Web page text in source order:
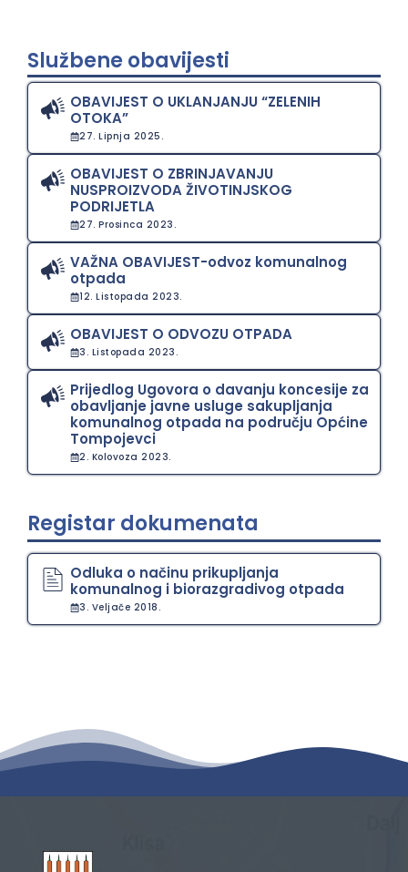
Službene obavijesti
OBAVIJEST O UKLANJANJU “ZELENIH
OTOKA”
27. Lipnja 2025.
OBAVIJEST O ZBRINJAVANJU
NUSPROIZVODA ŽIVOTINJSKOG
PODRIJETLA
27. Prosinca 2023.
VAŽNA OBAVIJEST-odvoz komunalnog
otpada
12. Listopada 2023.
OBAVIJEST O ODVOZU OTPADA
3. Listopada 2023.
Prijedlog Ugovora o davanju koncesije za
obavljanje javne usluge sakupljanja
komunalnog otpada na području Općine
Tompojevci
2. Kolovoza 2023.
Registar dokumenata
Odluka o načinu prikupljanja
komunalnog i biorazgradivog otpada
3. Veljače 2018.